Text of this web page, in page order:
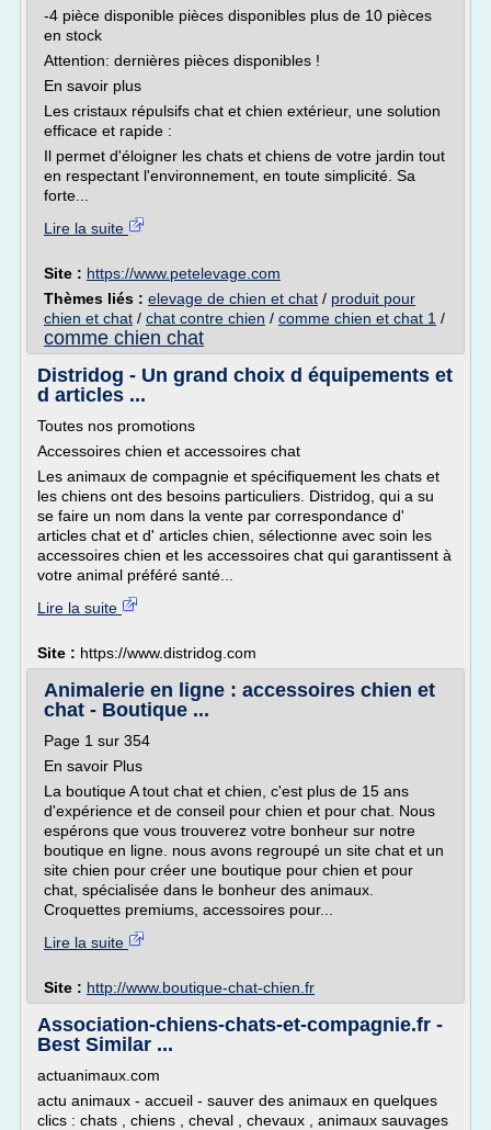
-4 pièce disponible pièces disponibles plus de 10 pièces
en stock
Attention: dernières pièces disponibles !
En savoir plus
Les cristaux répulsifs chat et chien extérieur, une solution
efficace et rapide :
Il permet d'éloigner les chats et chiens de votre jardin tout
en respectant l'environnement, en toute simplicité. Sa
forte...
Lire la suite
Site : https://www.petelevage.com
Thèmes liés : elevage de chien et chat / produit pour
chien et chat / chat contre chien / comme chien et chat 1 /
comme chien chat
Distridog - Un grand choix d équipements et
d articles ...
Toutes nos promotions
Accessoires chien et accessoires chat
Les animaux de compagnie et spécifiquement les chats et
les chiens ont des besoins particuliers. Distridog, qui a su
se faire un nom dans la vente par correspondance d'
articles chat et d' articles chien, sélectionne avec soin les
accessoires chien et les accessoires chat qui garantissent à
votre animal préféré santé...
Lire la suite
Site : https://www.distridog.com
Animalerie en ligne : accessoires chien et
chat - Boutique ...
Page 1 sur 354
En savoir Plus
La boutique A tout chat et chien, c'est plus de 15 ans
d'expérience et de conseil pour chien et pour chat. Nous
espérons que vous trouverez votre bonheur sur notre
boutique en ligne. nous avons regroupé un site chat et un
site chien pour créer une boutique pour chien et pour
chat, spécialisée dans le bonheur des animaux.
Croquettes premiums, accessoires pour...
Lire la suite
Site : http://www.boutique-chat-chien.fr
Association-chiens-chats-et-compagnie.fr -
Best Similar ...
actuanimaux.com
actu animaux - accueil - sauver des animaux en quelques
clics : chats , chiens , cheval , chevaux , animaux sauvages